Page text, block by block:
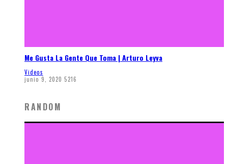
Me Gusta La Gente Que Toma | Arturo Leyva
Videos
junio 9, 2020 5216
RANDOM